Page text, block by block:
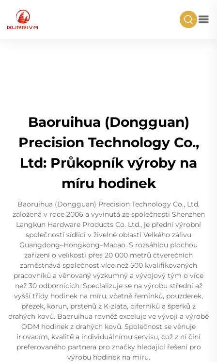
Baoruihua (Dongguan)
Precision Technology Co.,
Ltd: Průkopník výroby na
míru hodinek
Baoruihua (Dongguan) Precision Technology Co., Ltd,
založená v roce 2006 a vyvinutá ze společnosti Shenzhen
Langkun Hardware Products Co. Ltd., je přední výrobní
společností sídlící v živelné oblasti Velkého zálivu
Guangdong–Hongkong–Macao. S rozsáhlou plochou
zařízení o velikosti přes 20 000 metrů čtverečních
zaměstnává společnost více než 500 kvalifikovaných
pracovníků a věnovaný výzkumný a vývojový tým o více
než 30 odbornících. Specializuje se na výrobu střední až
vyšší třídy hodinek na míru, včetně řemínků, pouzderek,
přezek, korun, prstenů z K-zlata, ciferníků a šperků z
drahých kovů. Baoruihua rovněž exceluje ve vývoji a výrobě
ODM hodinek z drahých kovů. Společnost se věnuje
inovacím, kvalitě a individuálnímu servisu, což z ní činí
preferovaného partnera pro značky hledající řešení pro
výrobu hodinek na míru.